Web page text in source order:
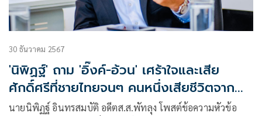
30 ธันวาคม 2567
'นิพิฏฐ์' ถาม 'อิ๊งค์-อ้วน' เศร้าใจและเสีย
ศักดิ์ศรีที่ชายไทยจนๆ คนหนึ่งเสียชีวิตจาก
เรือรบของเพื่อนบ้านหรือไม่
นายนิพิฏฐ์ อินทรสมบัติ อดีตส.ส.พัทลุง โพสต์ข้อความหัวข้อ